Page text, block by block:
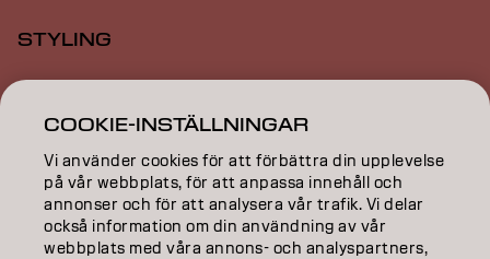
STYLING
INSPIRATION
EDUCATION
ABOUT
SALON FINDER
COOKIE-INSTÄLLNINGAR
Vi använder cookies för att förbättra din upplevelse
på vår webbplats, för att anpassa innehåll och
annonser och för att analysera vår trafik. Vi delar
också information om din användning av vår
webbplats med våra annons- och analyspartners,